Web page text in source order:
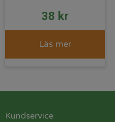
38 kr
Läs mer
Kundservice